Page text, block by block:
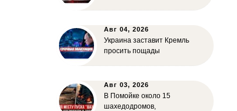
Авг 04, 2026
Украина заставит Кремль
просить пощады
Авг 03, 2026
В Помойке около 15
шахедодромов,